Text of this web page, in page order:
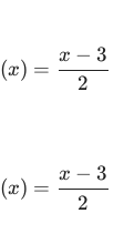
f^{-
(x) =
2
x − 3
f^{-
(x) =
2
x − 3